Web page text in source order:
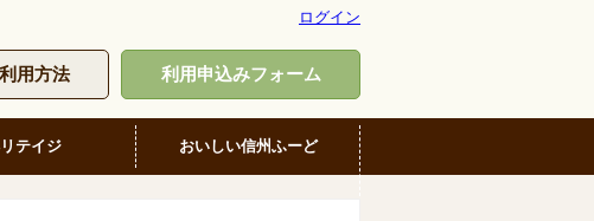
ログイン
用方法 利用申込みフォーム
テイジ おいしい信州ふーど